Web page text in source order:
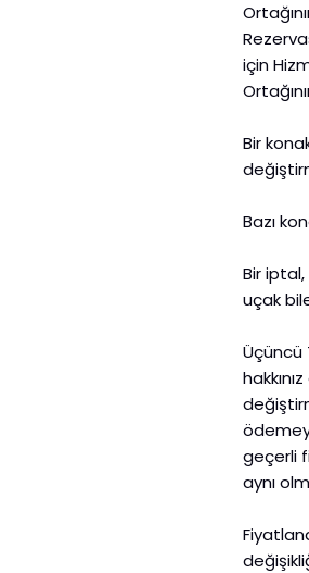
için
Bir
Bazı
Bir
uçak
Üçüncü
geçerli
aynı